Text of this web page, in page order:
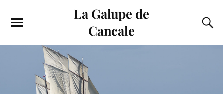
La Galupe de
Cancale